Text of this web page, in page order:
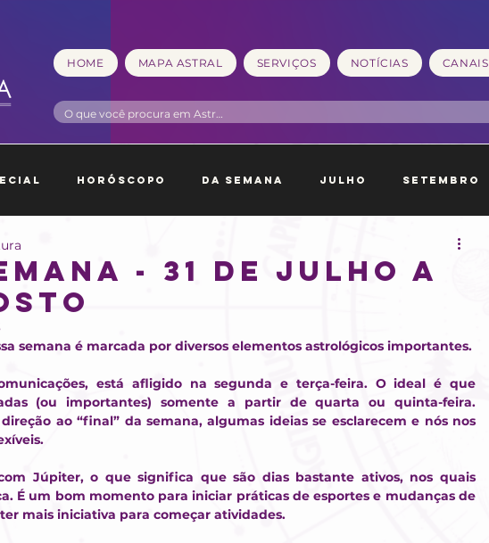
HOME MAPA ASTRAL SERVIÇOS NOTÍCIAS CANAIS
Horóscopo Da Semana Julho Setembro
- 31 DE JULHO A
semana é marcada por diversos elementos astrológicos importantes.
está afligido na segunda e terça-feira. O ideal é que
(ou importantes) somente a partir de quarta ou quinta-feira.
ao “final” da semana, algumas ideias se esclarecem e nós nos
Júpiter, o que significa que são dias bastante ativos, nos quais
É um bom momento para iniciar práticas de esportes e mudanças de
mais iniciativa para começar atividades.